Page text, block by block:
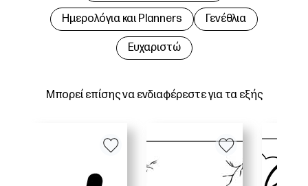
Μπορεί επίσης να ενδιαφέρεστε για τα εξής
Hμερολόγια και Planners Γενέθλια
Ευχαριστώ